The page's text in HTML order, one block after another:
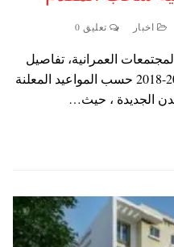
اخبار تعليق 0
العمرانية، تفاصيل
أماكن قرعة شقق سكن مصر 2017-2018 حسب المواعيد المعلنة
الجديدة ، حيث…